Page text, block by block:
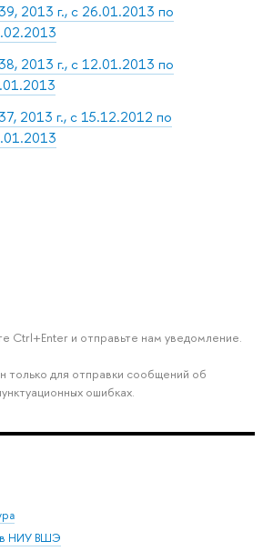
2013 г., с 26.01.2013 по
2013 г., с 12.01.2013 по
2013 г., с 15.12.2012 по
Ctrl+Enter и отправьте нам уведомление.
только для отправки сообщений об
ошибках.
в НИУ ВШЭ